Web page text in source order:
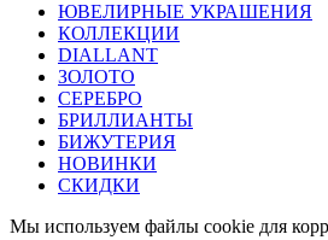
ЮВЕЛИРНЫЕ УКРАШЕНИЯ
КОЛЛЕКЦИИ
DIALLANT
ЗОЛОТО
СЕРЕБРО
БРИЛЛИАНТЫ
БИЖУТЕРИЯ
НОВИНКИ
СКИДКИ
Мы используем файлы cookie для